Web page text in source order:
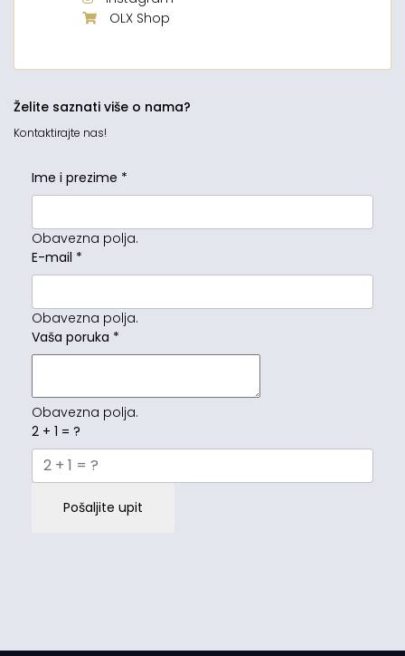
OLX Shop
Želite saznati više o nama?
Kontaktirajte nas!
Ime i prezime *
Obavezna polja.
E-mail *
Obavezna polja.
Vaša poruka *
Obavezna polja.
2 + 1 = ?
Pošaljite upit